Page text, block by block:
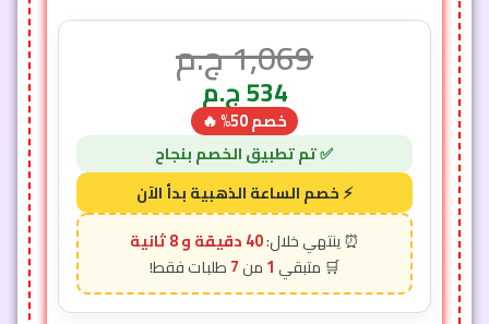
1,069ج.م
534ج.م
خصم 50% 🔥
40 دقيقة و 6 ثانية
1
7